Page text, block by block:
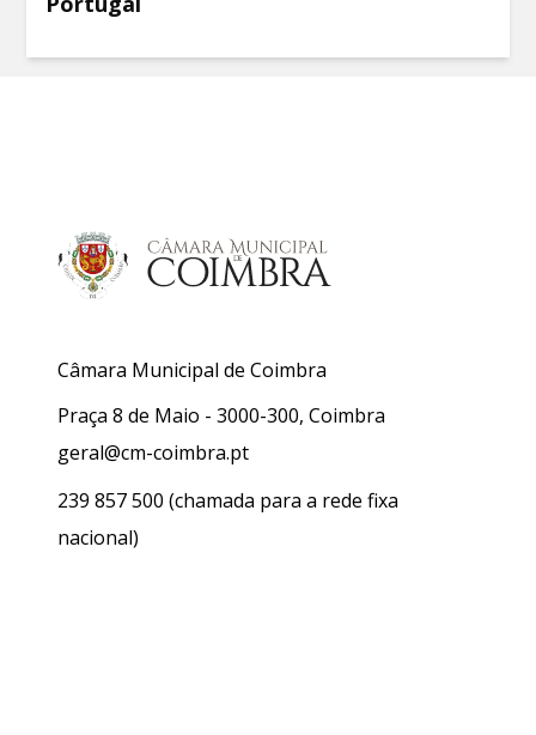
Câmara Municipal de Coimbra
Praça 8 de Maio - 3000-300, Coimbra
geral@cm-coimbra.pt
239 857 500 (chamada para a rede fixa
nacional)